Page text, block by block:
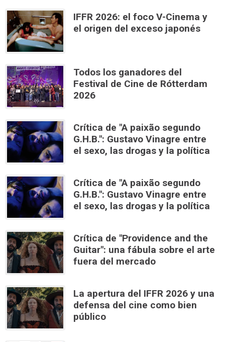
IFFR 2026: el foco V-Cinema y
el origen del exceso japonés
Todos los ganadores del
Festival de Cine de Rótterdam
2026
Crítica de "A paixão segundo
G.H.B.": Gustavo Vinagre entre
el sexo, las drogas y la política
Crítica de "A paixão segundo
G.H.B.": Gustavo Vinagre entre
el sexo, las drogas y la política
Crítica de "Providence and the
Guitar": una fábula sobre el arte
fuera del mercado
La apertura del IFFR 2026 y una
defensa del cine como bien
público